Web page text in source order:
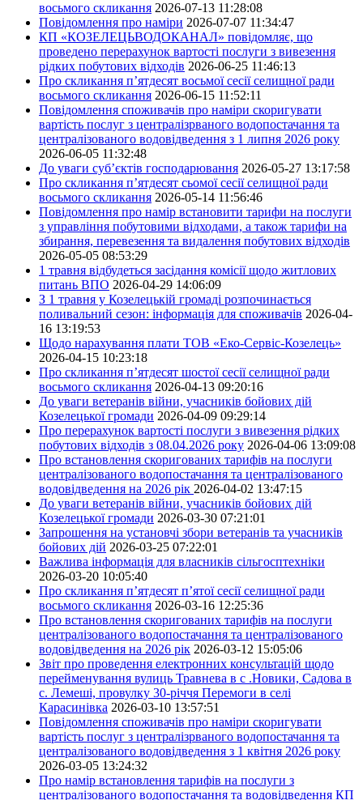
восьмого скликання 2026-07-13 11:28:08
Повідомлення про наміри 2026-07-07 11:34:47
КП «КОЗЕЛЕЦЬВОДОКАНАЛ» повідомляє, що
проведено перерахунок вартості послуги з вивезення
рідких побутових відходів 2026-06-25 11:46:13
Про скликання п’ятдесят восьмої сесії селищної ради
восьмого скликання 2026-06-15 11:52:11
Повідомлення споживачів про наміри скоригувати
вартість послуг з централізрваного водопостачання та
централізованого водовідведення з 1 липня 2026 року
2026-06-05 11:32:48
До уваги суб’єктів господарювання 2026-05-27 13:17:58
Про скликання п’ятдесят сьомої сесії селищної ради
восьмого скликання 2026-05-14 11:56:46
Повідомлення про намір встановити тарифи на послуги
з управління побутовими відходами, а також тарифи на
збирання, перевезення та видалення побутових відходів
2026-05-05 08:53:29
1 травня відбудеться засідання комісії щодо житлових
питань ВПО 2026-04-29 14:06:09
З 1 травня у Козелецькій громаді розпочинається
поливальний сезон: інформація для споживачів 2026-04-
16 13:19:53
Щодо нарахування плати ТОВ «Еко-Сервіс-Козелець»
2026-04-15 10:23:18
Про скликання п’ятдесят шостої сесії селищної ради
восьмого скликання 2026-04-13 09:20:16
До уваги ветеранів війни, учасників бойових дій
Козелецької громади 2026-04-09 09:29:14
Про перерахунок вартості послуги з вивезення рідких
побутових відходів з 08.04.2026 року 2026-04-06 13:09:08
Про встановлення скоригованих тарифів на послуги
централізованого водопостачання та централізованого
водовідведення на 2026 рік 2026-04-02 13:47:15
До уваги ветеранів війни, учасників бойових дій
Козелецької громади 2026-03-30 07:21:01
Запрошення на установчі збори ветеранів та учасників
бойових дій 2026-03-25 07:22:01
Важлива інформація для власників сільгосптехніки
2026-03-20 10:05:40
Про скликання п’ятдесят п’ятої сесії селищної ради
восьмого скликання 2026-03-16 12:25:36
Про встановлення скоригованих тарифів на послуги
централізованого водопостачання та централізованого
водовідведення на 2026 рік 2026-03-12 15:05:06
Звіт про проведення електронних консультацій щодо
перейменування вулиць Травнева в с .Новики, Садова в
с. Лемеші, провулку 30-річчя Перемоги в селі
Карасинівка 2026-03-10 13:57:51
Повідомлення споживачів про наміри скоригувати
вартість послуг з централізрваного водопостачання та
централізованого водовідведення з 1 квітня 2026 року
2026-03-05 13:24:32
Про намір встановлення тарифів на послуги з
централізованого водопостачання та водовідведення КП